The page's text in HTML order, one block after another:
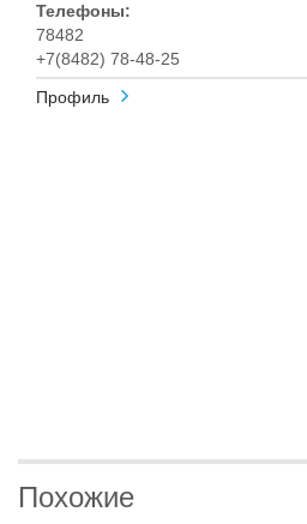
Телефоны:
78482
+7(8482) 78-48-25
Профиль
Похожие